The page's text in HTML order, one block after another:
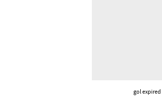
gol expired